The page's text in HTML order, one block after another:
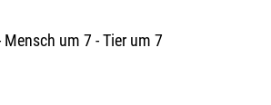
um 7 - Tier um 7